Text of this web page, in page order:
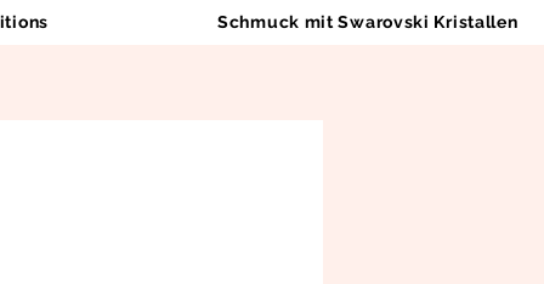
Schmuck mit Swarovski Kristallen